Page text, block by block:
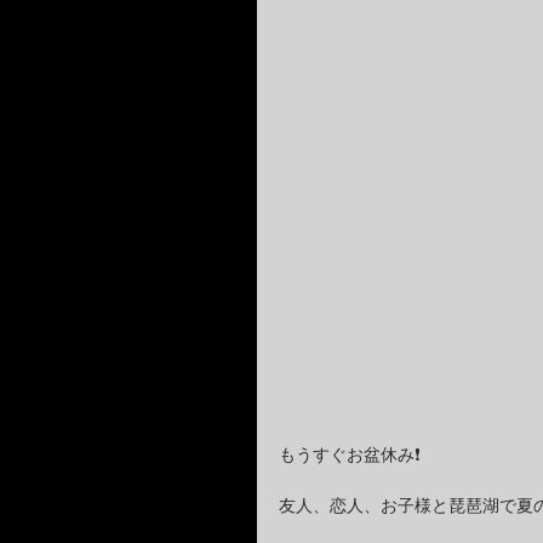
もうすぐお盆休み❗️
友人、恋人、お子様と琵琶湖で夏